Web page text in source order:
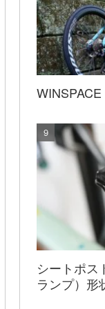
シートポス
ランプ）形